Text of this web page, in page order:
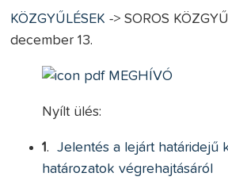
KÖZGYŰLÉSEK -> SOROS
december 13.
MEGHÍVÓ
Nyílt ülés:
1.
Jelentés a lejárt határidejű
határozatok végrehajtásáról